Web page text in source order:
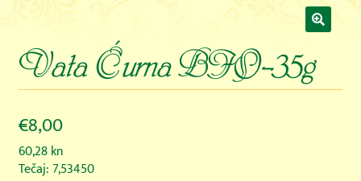
SAVJETI I PREPORUKE
NARUDŽBE
Vata Ćurna BIO-35g
€8,00
60,28kn
Tečaj: 7,53450